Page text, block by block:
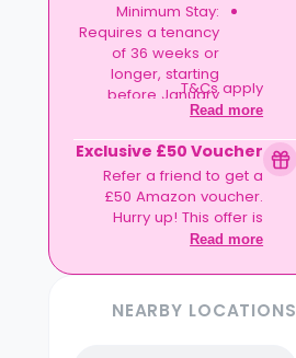
Minimum Stay:
Requires a tenancy
of 36 weeks or
longer, starting
before January
2027.
T&Cs apply.
Read more
Exclusive £50 Voucher
Refer a friend to get a
£50 Amazon voucher.
Hurry up! This offer is
exclusive to Casita.
Read more
NEARBY LOCATIONS